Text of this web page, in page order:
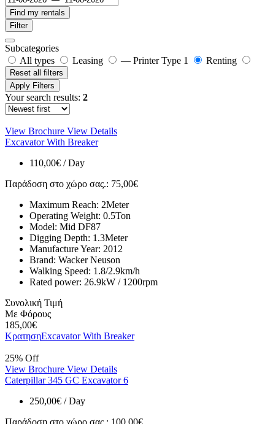
Find my rentals
Filter
Subcategories
All types
Leasing — Printer Type 1 Renting
Reset all filters
Apply Filters
Your search results: 2
View Brochure View Details
Excavator With Breaker
110,00€ / Day
Παράδοση στο χώρο σας.: 75,00€
Maximum Reach: 2Meter
Operating Weight: 0.5Ton
Model: Mid DF87
Digging Depth: 1.3Meter
Manufacture Year: 2012
Brand: Wacker Neuson
Walking Speed: 1.8/2.9km/h
Rated power: 26.9kW / 1200rpm
Συνολική Τιμή
Με Φόρους
185,00€
ΚρατησηExcavator With Breaker
25% Off
View Brochure View Details
Caterpillar 345 GC Excavator 6
250,00€ / Day
Παράδοση στο χώρο σας.: 100,00€